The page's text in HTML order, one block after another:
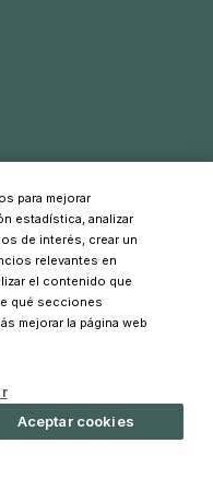
a detectar fiebre y
higiene y salud
para tu bebé
considerar varios
una selección de
criterios, asegurando
para tus
hechos de
y que sean fáciles de
que
para facilitar su
dispensadores de
cambiadores.
reservados
para mejorar
estadística, analizar
de interés, crear un
relevantes en
el contenido que
qué secciones
mejorar la página web
Aceptar cookies